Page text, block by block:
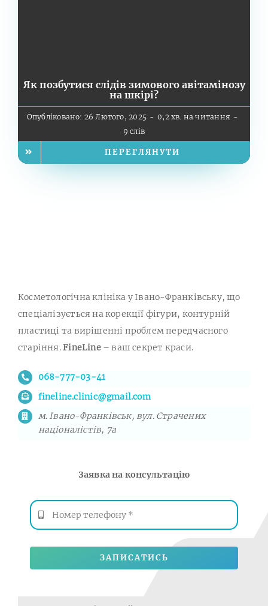
Як позбутися слідів зимового авітамінозу
на шкірі?
Опубліковано: 26 Лютого, 2025 - 0,2 хв. на читання -
9 слів
ПЕРЕГЛЯНУТИ
Косметологічна клініка у Івано-Франківську, що
спеціалізується на корекції фігури, контурній
пластиці та вирішенні проблем передчасного
старіння.FineLine– ваш секрет краси.
068-777-03-41
fineline.clinic@gmail.com
м. Івано-Франківськ, вул. Страчених
націоналістів, 7а
Заявка на консультацію
ЗАПИСАТИСЬ